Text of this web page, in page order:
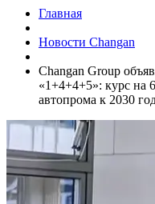
Главная
Новости Changan
Changan Group
«1+4+4+5»: курс на
автопрома к 2030